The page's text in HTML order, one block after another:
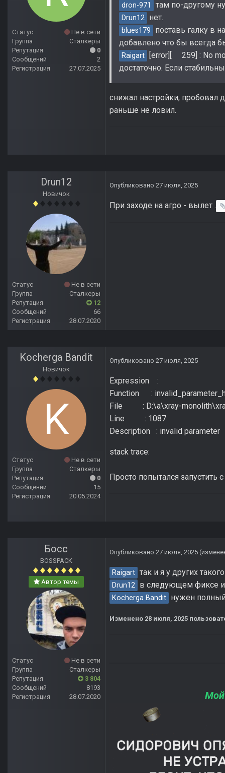
Статус
Не в сети
Группа
Сталкеры
Репутация
0
Сообщений
2
Регистрация
27.07.2025
dron-971 там по-другому
Drun12 нет.
blues179
поставь галку в
добавлено что бы всегда
Raigart
[error][ 259] : No
достаточно. Если
снижал настройки, пробовал
раньше не ловил.
Drun12
Новичок
Статус
Не в сети
Группа
Сталкеры
Репутация
12
Сообщений
66
Регистрация
28.07.2020
Опубликовано 27 июля, 2025
При заходе на агро - вылет .
Kocherga Bandit
Новичок
Статус
Не в сети
Группа
Сталкеры
Репутация
0
Сообщений
15
Регистрация
20.05.2024
Опубликовано 27 июля, 2025
Expression :
Function :
File : D:\a\xray-
Line : 1087
Description : invalid parameter
stack trace:
Просто попытался запустить
Босс
BOSSPACK
Автор темы
Статус
Не в сети
Группа
Сталкеры
Репутация
3 804
Сообщений
8193
Регистрация
28.07.2020
Опубликовано 27 июля, 2025
Raigart так и я у других
Drun12 в следующем фиксе
Kocherga Bandit нужен
Изменено 28 июля, 2025